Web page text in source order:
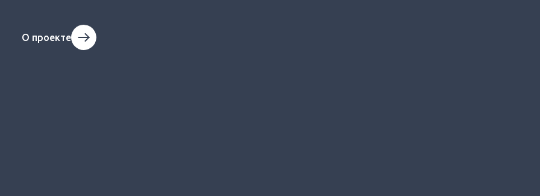
О проекте